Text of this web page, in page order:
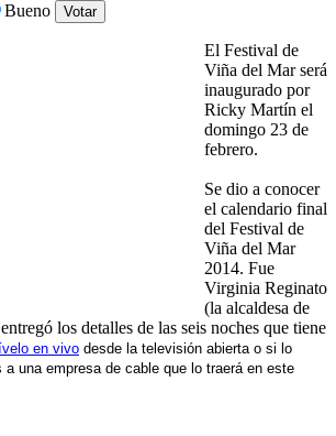
Bueno
El Festival de
Viña del Mar será
inaugurado por
Ricky Martín el
domingo 23 de
febrero.
Se dio a conocer
el calendario final
del Festival de
Viña del Mar
2014. Fue
Virginia Reginato
(la alcaldesa de
los detalles de las seis noches que tiene
en vivo desde la televisión abierta o si lo
a una empresa de cable que lo traerá en este